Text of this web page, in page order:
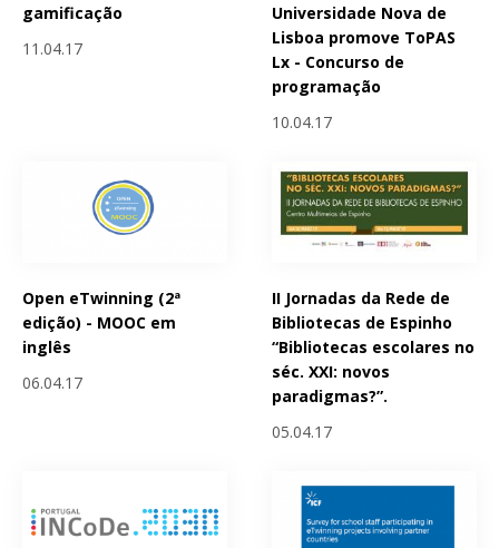
gamificação
11.04.17
Universidade Nova de
Lisboa promove ToPAS
Lx - Concurso de
programação
10.04.17
Open eTwinning (2ª
edição) - MOOC em
inglês
06.04.17
II Jornadas da Rede de
Bibliotecas de Espinho
“Bibliotecas escolares no
séc. XXI: novos
paradigmas?”.
05.04.17